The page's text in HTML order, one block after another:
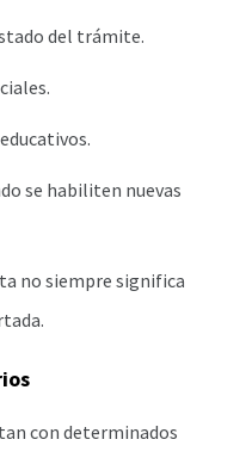
del trámite.
se habiliten nuevas
no siempre significa
con determinados